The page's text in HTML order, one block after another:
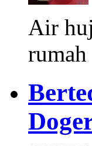
Air
rumah